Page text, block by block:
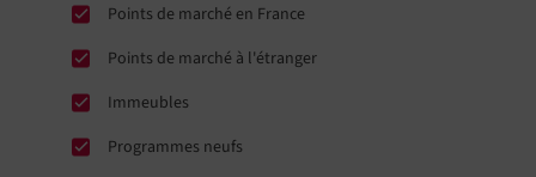
Points de marché en France
Points de marché à l'étranger
Immeubles
Programmes neufs